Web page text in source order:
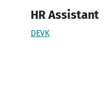
HR Assistant
DEVK